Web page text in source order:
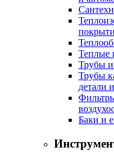
Теплые
Трубы
Трубы
детали
Баки и